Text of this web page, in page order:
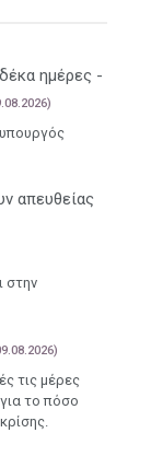
ημέρες -
απευθείας
στην
τις μέρες
το πόσο